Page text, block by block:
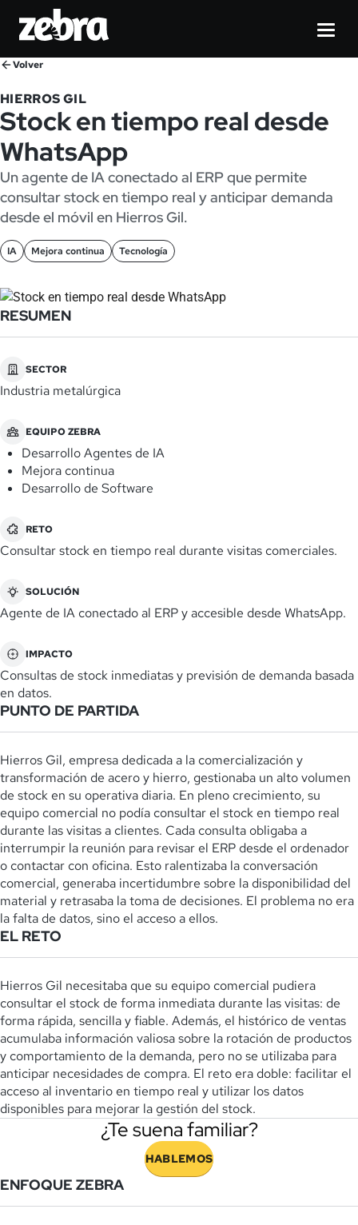
Volver
HIERROS GIL
Stock en tiempo real desde
WhatsApp
Un agente de IA conectado al ERP que permite
consultar stock en tiempo real y anticipar demanda
desde el móvil en Hierros Gil.
IA Mejora continua Tecnología
RESUMEN
SECTOR
Industria metalúrgica
EQUIPO ZEBRA
Desarrollo Agentes de IA
Mejora continua
Desarrollo de Software
RETO
Consultar stock en tiempo real durante visitas comerciales.
SOLUCIÓN
Agente de IA conectado al ERP y accesible desde WhatsApp.
IMPACTO
Consultas de stock inmediatas y previsión de demanda basada
en datos.
PUNTO DE PARTIDA
Hierros Gil, empresa dedicada a la comercialización y
transformación de acero y hierro, gestionaba un alto volumen
de stock en su operativa diaria. En pleno crecimiento, su
equipo comercial no podía consultar el stock en tiempo real
durante las visitas a clientes. Cada consulta obligaba a
interrumpir la reunión para revisar el ERP desde el ordenador
o contactar con oficina. Esto ralentizaba la conversación
comercial, generaba incertidumbre sobre la disponibilidad del
material y retrasaba la toma de decisiones. El problema no era
la falta de datos, sino el acceso a ellos.
EL RETO
Hierros Gil necesitaba que su equipo comercial pudiera
consultar el stock de forma inmediata durante las visitas: de
forma rápida, sencilla y fiable. Además, el histórico de ventas
acumulaba información valiosa sobre la rotación de productos
y comportamiento de la demanda, pero no se utilizaba para
anticipar necesidades de compra. El reto era doble: facilitar el
acceso al inventario en tiempo real y utilizar los datos
disponibles para mejorar la gestión del stock.
¿Te suena familiar?
HABLEMOS
ENFOQUE ZEBRA